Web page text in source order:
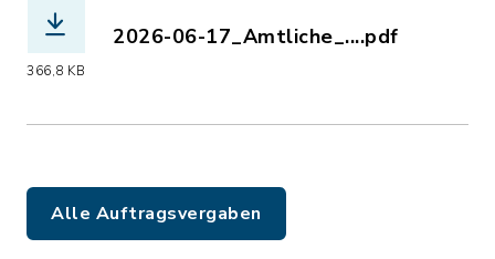
366,8 KB
2026-06-17_Amtliche_....pdf
Alle Auftragsvergaben